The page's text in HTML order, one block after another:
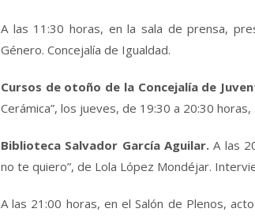
A las 11:30 horas, en la sala de prensa,
Género. Concejalía de Igualdad.
Cursos de otoño de la Concejalía de
Cerámica”, los jueves, de 19:30 a 20:30 horas,
Biblioteca Salvador García Aguilar.A las
no te quiero”, de Lola López Mondéjar.
A las 21:00 horas, en el Salón de Plenos,